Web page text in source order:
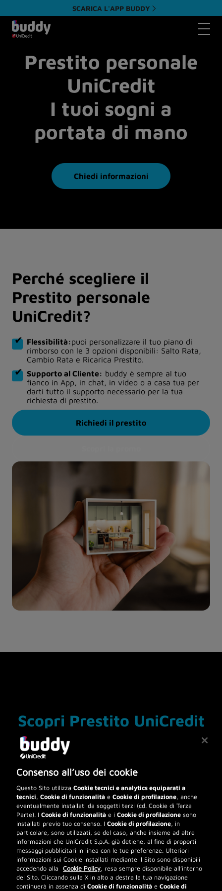
SCARICA L'APP BUDDY
Apri il
Prestito personale
UniCredit
I tuoi sogni a
portata di mano
Chiedi informazioni
Perché scegliere il
Prestito personale
UniCredit?
Flessibilità:puoi personalizzare il tuo piano di
rimborso con le 3 opzioni disponibili: Salto Rata,
Cambio Rata e Ricarica Prestito.
Supporto al Cliente: buddy è sempre al tuo
fianco in App, in chat, in video o a casa tua per
darti tutto il supporto necessario per la tua
richiesta di prestito.
Richiedi il prestito
Scopri Prestito UniCredit
a cosa servono?
Il prestito personale è una forma di finanziamento
non vincolato all’acquisto di uno specifico bene o
servizio, che consente di ricevere una
determinata somma di denaro per soddisfare
diverse esigenze personali che possono sorgere
durante le varie fasi della vita.
•Prestito personale UniCredit:
Consenso all’uso dei cookie
Questo Sito utilizzaCookie tecnici e analytics equiparati a
tecnici ,Cookie di funzionalità eCookie di profilazione , anche
eventualmente installati da soggetti terzi (cd. Cookie di Terza
Parte). ICookie di funzionalità e iCookie di profilazione sono
installati previo tuo consenso. ICookie di profilazione , in
particolare, sono utilizzati, se del caso, anche insieme ad altre
informazioni che UniCredit S.p.A. già detiene, al fine di proporti
messaggi pubblicitari in linea con le tue preferenze. Ulteriori
informazioni sui Cookie installati mediante il Sito sono disponibili
accedendo alla
Cookie Policy , resa sempre disponibile all’interno
del Sito. Cliccando sulla X in alto a destra la tua navigazione
continuerà in assenza diCookie di funzionalità eCookie di